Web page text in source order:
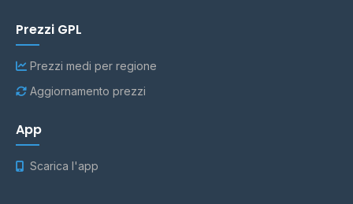
Prezzi GPL
Prezzi medi per regione
Aggiornamento prezzi
App
Scarica l'app